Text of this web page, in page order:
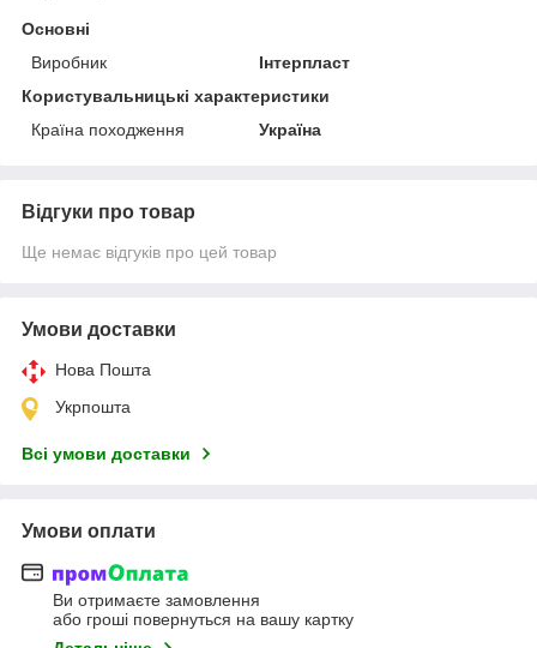
Основні
Виробник
Інтерпласт
Користувальницькі характеристики
Країна походження
Україна
Відгуки про товар
Ще немає відгуків про цей товар
Умови доставки
Нова Пошта
Укрпошта
Всі умови доставки
Умови оплати
Ви отримаєте замовлення
або гроші повернуться на вашу картку